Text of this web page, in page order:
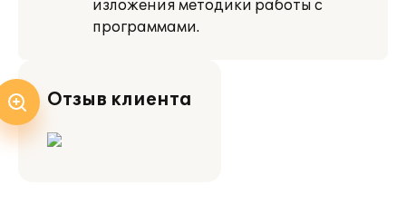
изложения методики работы с
программами.
Отзыв клиента